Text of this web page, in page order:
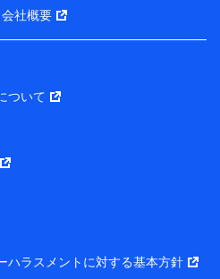
お客様の個人データを共同利
の項目
ルアドレス、電話番号、個人の
係等
会社概要
ついて
ハラスメントに対する基本方針